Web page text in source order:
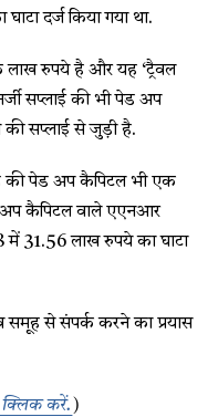
दर्ज किया गया था.
रुपये है और यह ‘ट्रैवल
सप्लाई की भी पेड अप
सप्लाई से जुड़ी है.
की पेड अप कैपिटल भी एक
कैपिटल वाले एएनआर
में 31.56 लाख रुपये का घाटा
समूह से संपर्क करने का प्रयास
क्लिक करें. )